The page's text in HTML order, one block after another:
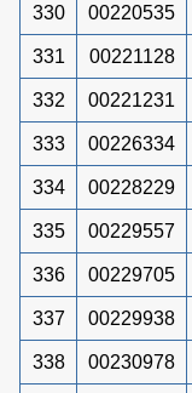
330 00220535
331 00221128
332 00221231
333 00226334
334 00228229
335 00229557
336 00229705
337 00229938
338 00230978